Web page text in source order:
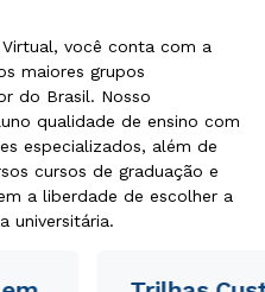
você conta com a
maiores grupos
do Brasil. Nosso
qualidade de ensino com
especializados, além de
cursos de graduação e
a liberdade de escolher a
universitária.